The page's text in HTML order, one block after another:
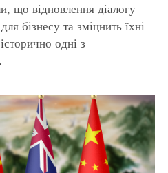
що відновлення діалогу
бізнесу та зміцнить їхні
одні з